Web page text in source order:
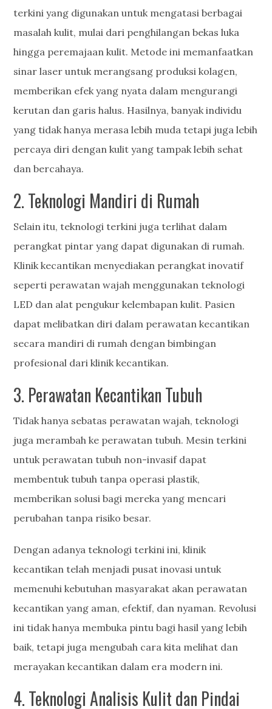
terkini yang digunakan untuk mengatasi berbagai
masalah kulit, mulai dari penghilangan bekas luka
hingga peremajaan kulit. Metode ini memanfaatkan
sinar laser untuk merangsang produksi kolagen,
memberikan efek yang nyata dalam mengurangi
kerutan dan garis halus. Hasilnya, banyak individu
yang tidak hanya merasa lebih muda tetapi juga lebih
percaya diri dengan kulit yang tampak lebih sehat
dan bercahaya.
2. Teknologi Mandiri di Rumah
Selain itu, teknologi terkini juga terlihat dalam
perangkat pintar yang dapat digunakan di rumah.
Klinik kecantikan menyediakan perangkat inovatif
seperti perawatan wajah menggunakan teknologi
LED dan alat pengukur kelembapan kulit. Pasien
dapat melibatkan diri dalam perawatan kecantikan
secara mandiri di rumah dengan bimbingan
profesional dari klinik kecantikan.
3. Perawatan Kecantikan Tubuh
Tidak hanya sebatas perawatan wajah, teknologi
juga merambah ke perawatan tubuh. Mesin terkini
untuk perawatan tubuh non-invasif dapat
membentuk tubuh tanpa operasi plastik,
memberikan solusi bagi mereka yang mencari
perubahan tanpa risiko besar.
Dengan adanya teknologi terkini ini, klinik
kecantikan telah menjadi pusat inovasi untuk
memenuhi kebutuhan masyarakat akan perawatan
kecantikan yang aman, efektif, dan nyaman. Revolusi
ini tidak hanya membuka pintu bagi hasil yang lebih
baik, tetapi juga mengubah cara kita melihat dan
merayakan kecantikan dalam era modern ini.
4. Teknologi Analisis Kulit dan Pindai